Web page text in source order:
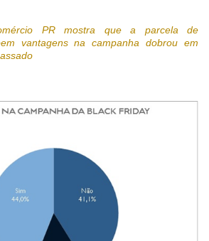
PR mostra que a parcela de
vantagens na campanha dobrou em